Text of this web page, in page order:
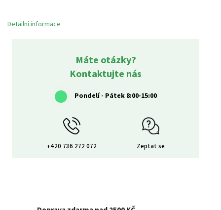
Detailní informace
Máte otázky?
Kontaktujte nás
Pondelí - Pátek 8:00-15:00
+420 736 272 072 Zeptat se